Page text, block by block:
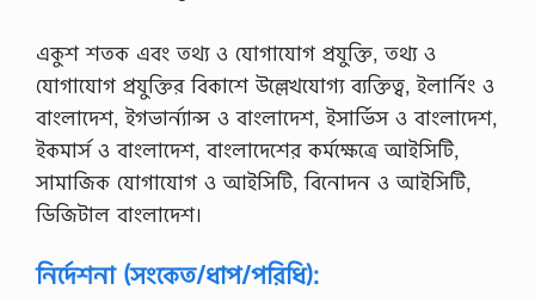
একুশ শতক এবং তথ্য ও যােগাযােগ প্রযুক্তি, তথ্য ও
যােগাযােগ প্রযুক্তির বিকাশে উল্লেখযােগ্য ব্যক্তিত্ব, ইলার্নিং ও
বাংলাদেশ, ইগভার্ন্যান্স ও বাংলাদেশ, ইসার্ভিস ও বাংলাদেশ,
ইকমার্স ও বাংলাদেশ, বাংলাদেশের কর্মক্ষেত্রে আইসিটি,
সামাজিক যােগাযােগ ও আইসিটি, বিনােদন ও আইসিটি,
ডিজিটাল বাংলাদেশ।
নির্দেশনা (সংকেত/ধাপ/পরিধি):